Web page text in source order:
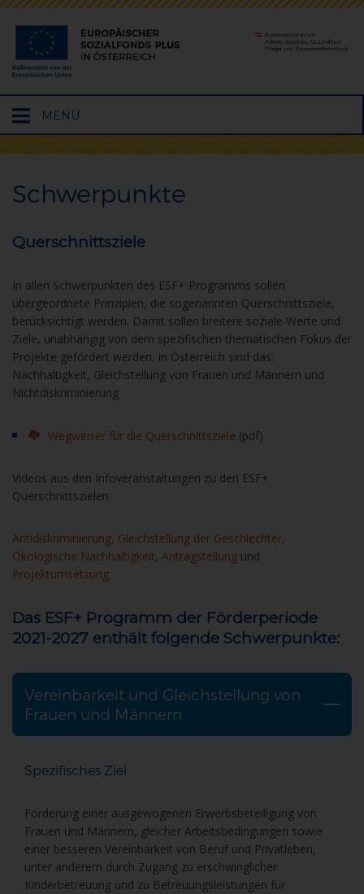
Hauptmenü
öffnen
MENÜ
Schwerpunkte
Querschnittsziele
In allen Schwerpunkten des ESF+ Programms sollen
übergeordnete Prinzipien, die sogenannten Querschnittsziele,
berücksichtigt werden. Damit sollen breitere soziale Werte und
Ziele, unabhängig von dem spezifischen thematischen Fokus der
Projekte gefördert werden. In Österreich sind das:
Nachhaltigkeit, Gleichstellung von Frauen und Männern und
Nichtdiskriminierung
Wegweiser für die Querschnittsziele (pdf)
Videos aus den Infoveranstaltungen zu den ESF+
Querschnittszielen:
Antidiskriminierung, Gleichstellung der Geschlechter,
Ökologische Nachhaltigkeit, Antragstellung und
Projektumsetzung
Das ESF+ Programm der Förderperiode
2021-2027 enthält folgende Schwerpunkte:
Vereinbarkeit und Gleichstellung von
Frauen und Männern
Spezifisches Ziel
Förderung einer ausgewogenen Erwerbsbeteiligung von
Frauen und Männern, gleicher Arbeitsbedingungen sowie
einer besseren Vereinbarkeit von Beruf und Privatleben,
unter anderem durch Zugang zu erschwinglicher
Kinderbetreuung und zu Betreuungsleistungen für